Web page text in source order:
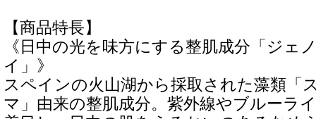
【商品特長】
《日中の光を味方にする整肌成分「ジェ
イ」》
スペインの火山湖から採取された藻類「
マ」由来の整肌成分。紫外線やブルーラ